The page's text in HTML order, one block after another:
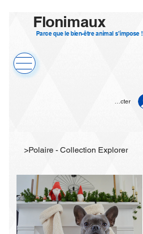
Flonimaux
Parce que le bien-être animal s’impose !
Se connecter
>Polaire - Collection Explorer